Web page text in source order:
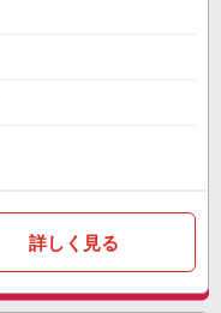
詳しく見る